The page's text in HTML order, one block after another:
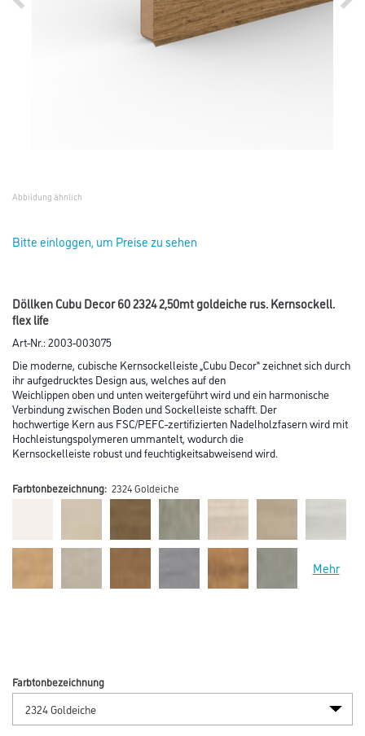
Abbildung ähnlich
Bitte einloggen, um Preise zu sehen
Döllken Cubu Decor 60 2324 2,50mt goldeiche rus. Kernsockell.
flex life
Art-Nr.:2003-003075
Die moderne, cubische Kernsockelleiste „Cubu Decor“ zeichnet sich durch
ihr aufgedrucktes Design aus, welches auf den
Weichlippen oben und unten weitergeführt wird und ein harmonische
Verbindung zwischen Boden und Sockelleiste schafft. Der
hochwertige Kern aus FSC/PEFC-zertifizierten Nadelholzfasern wird mit
Hochleistungspolymeren ummantelt, wodurch die
Kernsockelleiste robust und feuchtigkeitsabweisend wird.
Farbtonbezeichnung: 2324 Goldeiche
Mehr
Farbtonbezeichnung